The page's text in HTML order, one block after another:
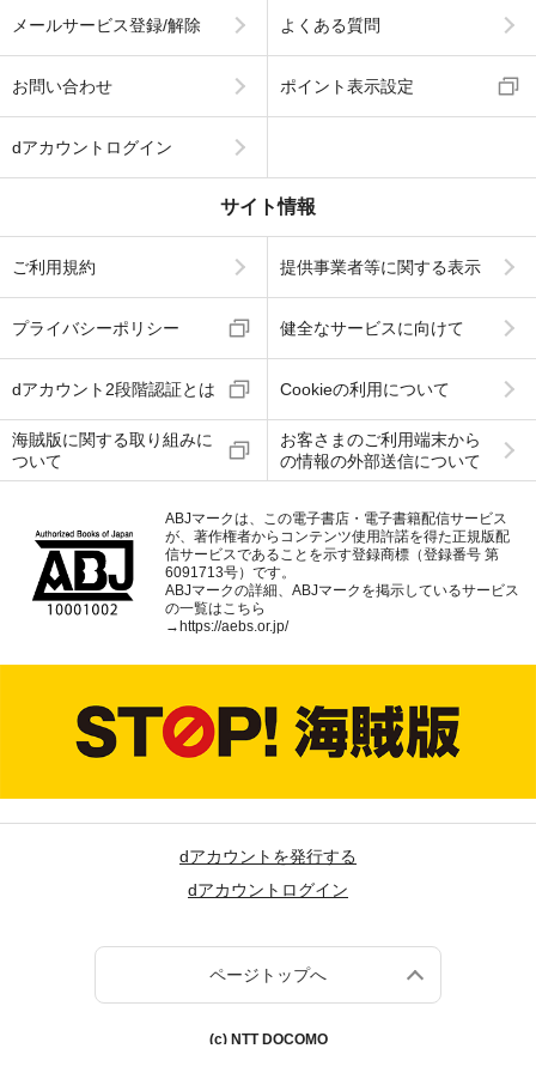
メールサービス登録/解除 よくある質問
お問い合わせ ポイント表示設定
dアカウントログイン
サイト情報
ご利用規約 提供事業者等に関する表示
プライバシーポリシー 健全なサービスに向けて
dアカウント2段階認証とは Cookieの利用について
海賊版に関する取り組みに
ついて
お客さまのご利用端末から
の情報の外部送信について
ABJマークは、この電子書店・電子書籍配信サービス
が、著作権者からコンテンツ使用許諾を得た正規版配
信サービスであることを示す登録商標（登録番号 第
6091713号）です。
ABJマークの詳細、ABJマークを掲示しているサービス
の一覧はこちら
→ https://aebs.or.jp/
dアカウントを発行する
dアカウントログイン
ページトップへ
(c) NTT DOCOMO